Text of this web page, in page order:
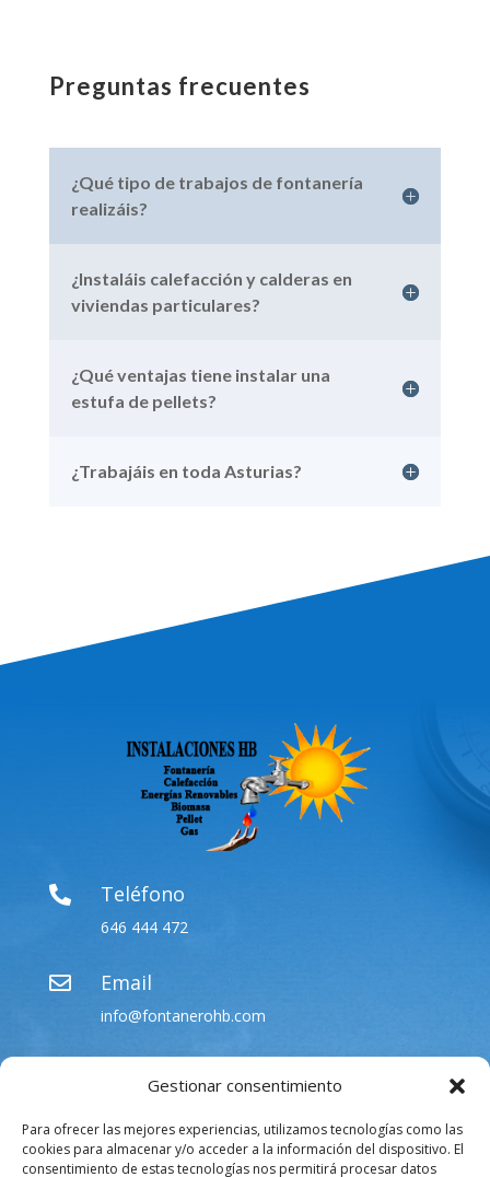
Gestionar consentimiento
Para ofrecer las mejores experiencias, utilizamos tecnologías como las
cookies para almacenar y/o acceder a la información del dispositivo. El
consentimiento de estas tecnologías nos permitirá procesar datos
Preguntas frecuentes
¿Qué tipo de trabajos de fontanería
realizáis?
¿Instaláis calefacción y calderas en
viviendas particulares?
¿Qué ventajas tiene instalar una
estufa de pellets?
¿Trabajáis en toda Asturias?
 Teléfono
646 444 472
 Email
info@fontanerohb.com